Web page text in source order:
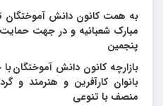
به همت کانون دانش آموختگان
مبارک شعبانیه و در جهت
پنجمین
بازارچه کانون دانش آموختگان
بانوان کارآفرین و هنرمند و
منصف با تنوعی